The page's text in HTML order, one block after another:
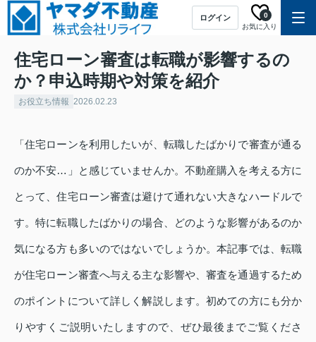
ログイン
お気に入り
0
住宅ローン審査は転職が影響するの
か？申込時期や対策を紹介
お役立ち情報 2026.02.23
「住宅ローンを利用したいが、転職したばかりで審査が通る
のか不安…」と感じていませんか。不動産購入を考える方に
とって、住宅ローン審査は避けて通れない大きなハードルで
す。特に転職したばかりの場合、どのような影響があるのか
気になる方も多いのではないでしょうか。本記事では、転職
が住宅ローン審査へ与える主な影響や、審査を通過するため
のポイントについて詳しく解説します。初めての方にも分か
りやすくご説明いたしますので、ぜひ最後までご覧くださ